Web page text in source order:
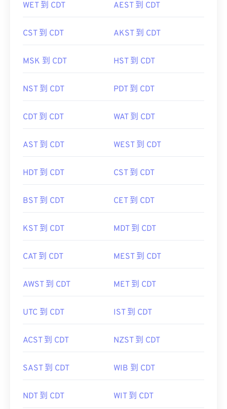
WET 到 CDT AEST 到 CDT
CST 到 CDT AKST 到 CDT
MSK 到 CDT HST 到 CDT
NST 到 CDT PDT 到 CDT
CDT 到 CDT WAT 到 CDT
AST 到 CDT WEST 到 CDT
HDT 到 CDT CST 到 CDT
BST 到 CDT CET 到 CDT
KST 到 CDT MDT 到 CDT
CAT 到 CDT MEST 到 CDT
AWST 到 CDT MET 到 CDT
UTC 到 CDT IST 到 CDT
ACST 到 CDT NZST 到 CDT
SAST 到 CDT WIB 到 CDT
NDT 到 CDT WIT 到 CDT